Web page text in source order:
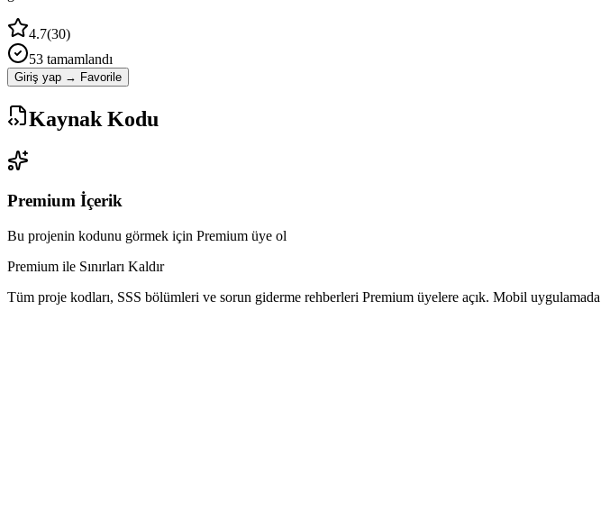
4.7(30)
53 tamamlandı
Giriş yap → Favorile
Kaynak Kodu
Premium İçerik
Bu projenin kodunu görmek için Premium üye ol
Premium ile Sınırları Kaldır
Tüm proje kodları, SSS bölümleri ve sorun giderme rehberleri Premium üyelere açık. Mobil uygulamada